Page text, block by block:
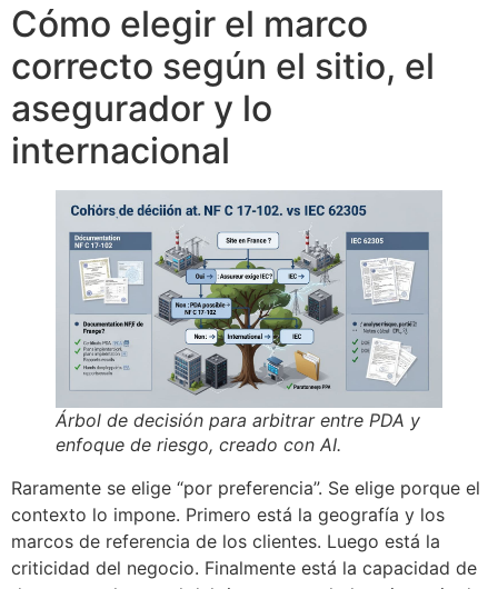
Cómo elegir el marco
correcto según el sitio, el
asegurador y lo
internacional
Árbol de decisión para arbitrar entre PDA y
enfoque de riesgo, creado con AI.
Raramente se elige “por preferencia”. Se elige porque el
contexto lo impone. Primero está la geografía y los
marcos de referencia de los clientes. Luego está la
criticidad del negocio. Finalmente está la capacidad de